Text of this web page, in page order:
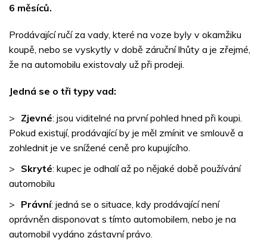
6 měsíců.
Prodávající ručí za vady, které na voze byly v okamžiku
koupě, nebo se vyskytly v době záruční lhůty a je zřejmé,
že na automobilu existovaly už při prodeji.
Jedná se o tři typy vad:
Zjevné: jsou viditelné na první pohled hned při koupi.
Pokud existují, prodávající by je měl zmínit ve smlouvě a
zohlednit je ve snížené ceně pro kupujícího.
Skryté: kupec je odhalí až po nějaké době používání
automobilu
Právní: jedná se o situace, kdy prodávající není
oprávněn disponovat s tímto automobilem, nebo je na
automobil vydáno zástavní právo.